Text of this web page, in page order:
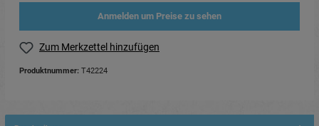
Anmelden um Preise zu sehen
Zum Merkzettel hinzufügen
Produktnummer: T42224